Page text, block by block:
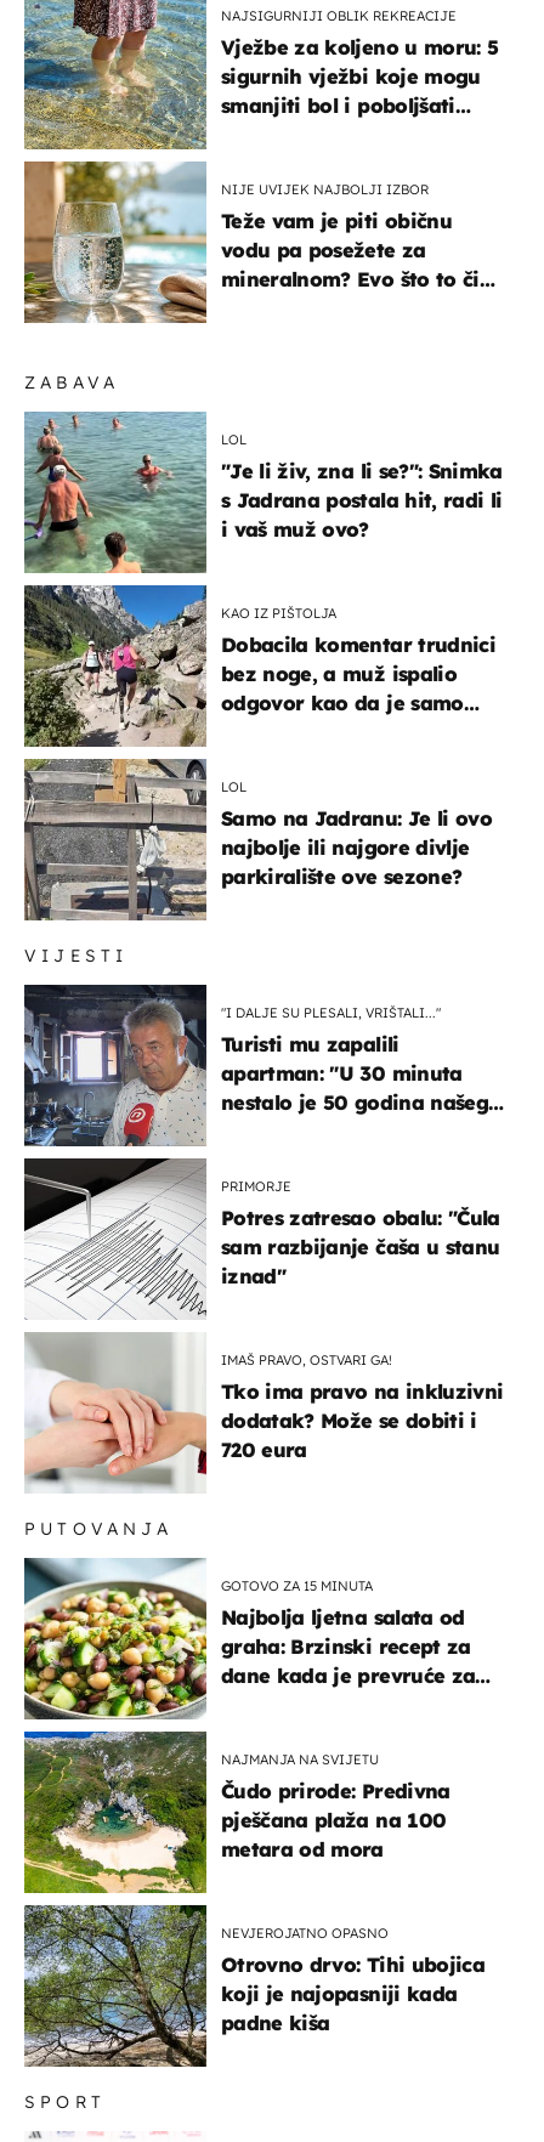
VIJESTI
"I DALJE SU PLESALI, VRIŠTALI..."
Turisti mu zapalili
apartman: "U 30 minuta
nestalo je 50 godina našeg
PRIMORJE
Potres zatresao obalu: "Čula
sam razbijanje čaša u stanu
iznad"
IMAŠ PRAVO, OSTVARI GA!
Tko ima pravo na inkluzivni
dodatak? Može se dobiti i
720 eura
ZABAVA
LOL
"Je li živ, zna li se?": Snimka
s Jadrana postala hit, radi li
i vaš muž ovo?
KAO IZ PIŠTOLJA
Dobacila komentar trudnici
bez noge, a muž ispalio
odgovor kao da je samo
LOL
Samo na Jadranu: Je li ovo
najbolje ili najgore divlje
parkiralište ove sezone?
SPORT
PUTOVANJA
GOTOVO ZA 15 MINUTA
Najbolja ljetna salata od
graha: Brzinski recept za
dane kada je prevruće za
NAJMANJA NA SVIJETU
Čudo prirode: Predivna
pješčana plaža na 100
metara od mora
NEVJEROJATNO OPASNO
Otrovno drvo: Tihi ubojica
koji je najopasniji kada
padne kiša
NAJSIGURNIJI OBLIK REKREACIJE
Vježbe za koljeno u moru: 5
sigurnih vježbi koje mogu
smanjiti bol i poboljšati
NIJE UVIJEK NAJBOLJI IZBOR
Teže vam je piti običnu
vodu pa posežete za
mineralnom? Evo što to čini